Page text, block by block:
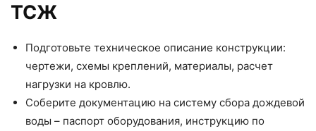
ТСЖ
Подготовьте техническое описание конструкции:
чертежи, схемы креплений, материалы, расчет
нагрузки на кровлю.
Соберите документацию на систему сбора дождевой
воды – паспорт оборудования, инструкцию по